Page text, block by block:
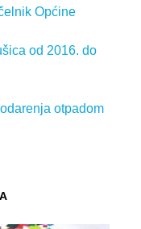
Općine
od 2016. do
otpadom